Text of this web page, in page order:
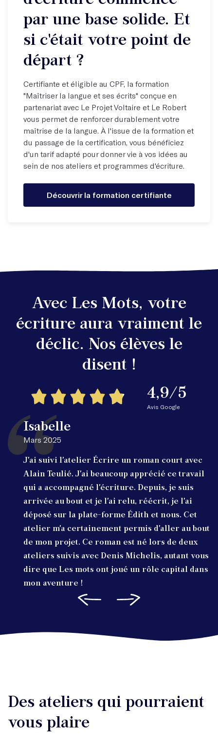
par une base solide. Et
si c'était votre point de
départ ?
Certifiante et éligible au CPF, la formation
"Maîtriser la langue et ses écrits" conçue en
partenariat avec Le Projet Voltaire et Le Robert
vous permet de renforcer durablement votre
maîtrise de la langue. À l'issue de la formation et
du passage de la certification, vous bénéficiez
d'un tarif adapté pour donner vie à vos idées au
sein de nos ateliers et programmes d'écriture.
Découvrir la formation certifiante
Avec Les Mots, votre
écriture aura vraiment le
déclic. Nos élèves le
disent !
4,9/5
Avis Google
Isabelle
Mars 2025
J'ai suivi l'atelier Écrire un roman court avec
Alain Teulié. J'ai beaucoup apprécié ce travail
qui a accompagné l'écriture. Depuis, je suis
arrivée au bout et je l'ai relu, réécrit, je l'ai
déposé sur la plate-forme Édith et nous. Cet
atelier m'a certainement permis d'aller au bout
de mon projet. Ce roman est né lors de deux
ateliers suivis avec Denis Michelis, autant vous
dire que Les mots ont joué un rôle capital dans
mon aventure !
Des ateliers qui pourraient
vous plaire